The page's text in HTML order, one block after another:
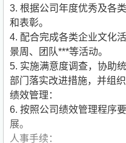
3. 根据公司年度优秀及各
和表彰。
4. 配合完成各类企业文化
景周、团队***等活动。
5. 实施满意度调查，协助
部门落实改进措施，并组
绩效管理：
6. 按照公司绩效管理程序
展。
人事手续：